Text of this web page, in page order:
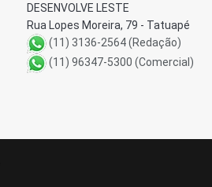
DESENVOLVE LESTE
Rua Lopes Moreira, 79 - Tatuapé
(11) 3136-2564 (Redação)
(11) 96347-5300 (Comercial)